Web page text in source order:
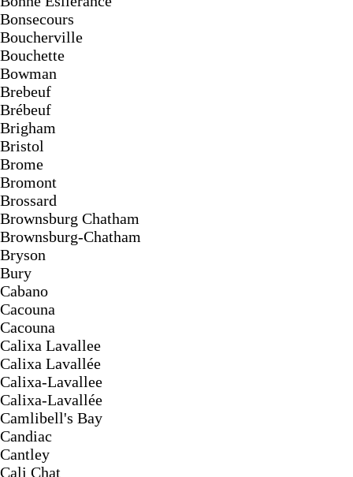
Bonsecours
Boucherville
Bouchette
Bowman
Brebeuf
Brébeuf
Brigham
Bristol
Brome
Bromont
Brossard
Brownsburg Chatham
Brownsburg-Chatham
Bryson
Bury
Cabano
Cacouna
Cacouna
Calixa Lavallee
Calixa Lavallée
Calixa-Lavallee
Calixa-Lavallée
Camlibell's Bay
Candiac
Cantley
Cali Chat